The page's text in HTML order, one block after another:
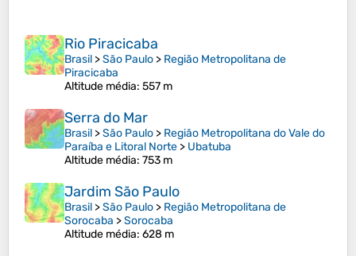
Rio Piracicaba
Brasil >São Paulo > Região Metropolitana de
Piracicaba
Altitude média: 557 m
Serra do Mar
Brasil >São Paulo > Região Metropolitana do Vale do
Paraíba e Litoral Norte > Ubatuba
Altitude média: 753 m
Jardim São Paulo
Brasil >São Paulo > Região Metropolitana de
Sorocaba >Sorocaba
Altitude média: 628 m